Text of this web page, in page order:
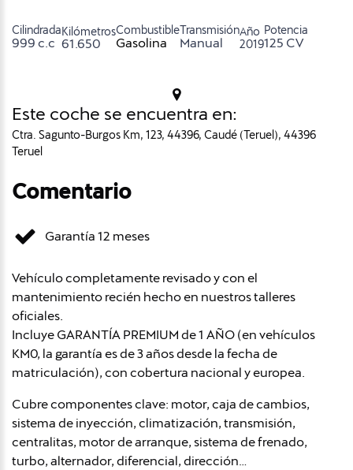
Cilindrada
999 c.c
Kilómetros
61.650
Combustible
Gasolina
Transmisión
Manual
Año
2019
Potencia
125 CV
Este coche se encuentra en:
Ctra. Sagunto-Burgos Km, 123, 44396, Caudé (Teruel), 44396
Teruel
Comentario
Garantía 12 meses
Vehículo completamente revisado y con el
mantenimiento recién hecho en nuestros talleres
oficiales.
Incluye GARANTÍA PREMIUM de 1 AÑO (en vehículos
KM0, la garantía es de 3 años desde la fecha de
matriculación), con cobertura nacional y europea.
Cubre componentes clave: motor, caja de cambios,
sistema de inyección, climatización, transmisión,
centralitas, motor de arranque, sistema de frenado,
turbo, alternador, diferencial, dirección…